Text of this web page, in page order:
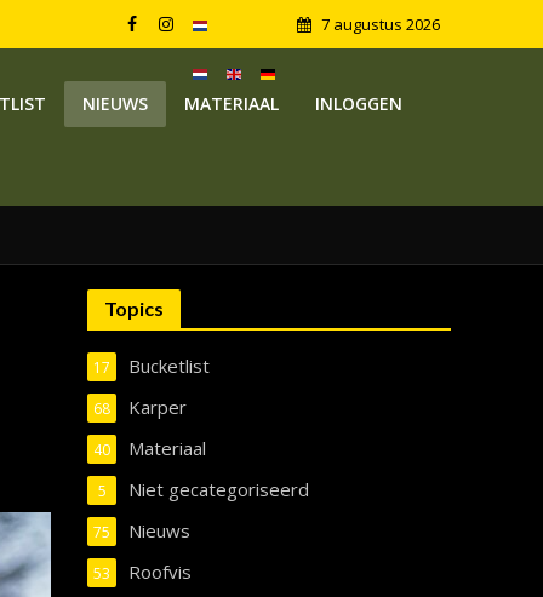
7 augustus 2026
NIEUWS MATERIAAL INLOGGEN
Topics
Bucketlist
17
Karper
68
Materiaal
40
Niet gecategoriseerd
5
Nieuws
75
Roofvis
53